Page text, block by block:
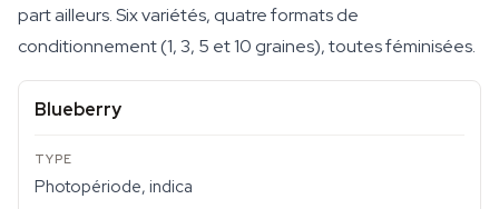
part ailleurs. Six variétés, quatre formats de
conditionnement (1, 3, 5 et 10 graines), toutes féminisées.
Blueberry
Photopériode, indica